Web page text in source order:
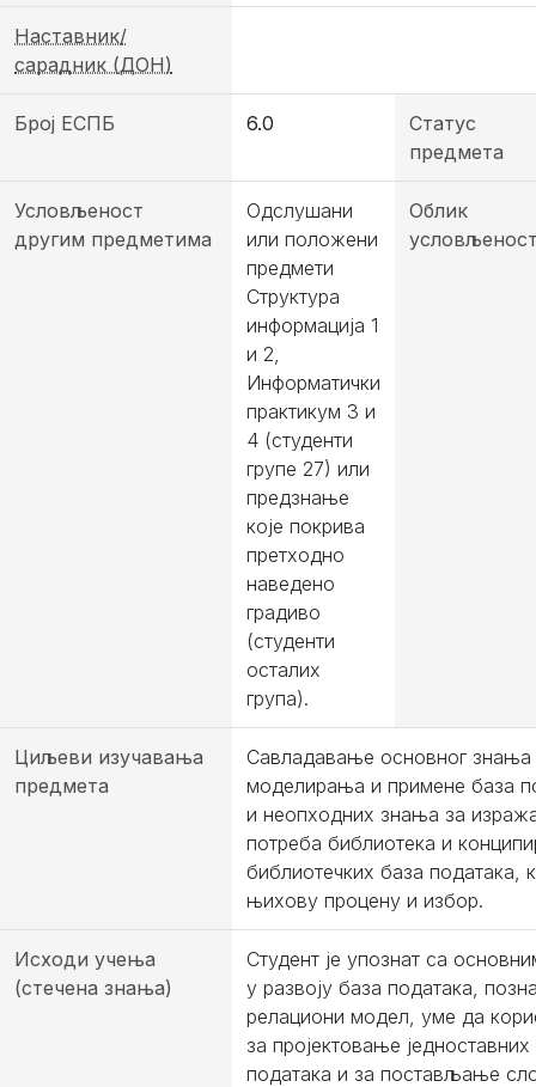
Наставник/
сарадник (ДОН)
Број ЕСПБ 6.0
Статус
предмета
Условљеност
другим предметима
Одслушани
или положени
предмети
Структура
информација 1
и 2,
Информатички
практикум 3 и
4 (студенти
групе 27) или
предзнање
које покрива
претходно
наведено
градиво
(студенти
осталих
група).
Облик
Циљеви изучавања
предмета
Савладавање основног знања
моделирања и примене база
и неопходних знања за
потреба библиотека и
библиотечких база података,
њихову процену и избор.
Исходи учења
(стечена знања)
Студент је упознат са
у развоју база података,
релациони модел, уме да
за пројектовање
података и за постављање